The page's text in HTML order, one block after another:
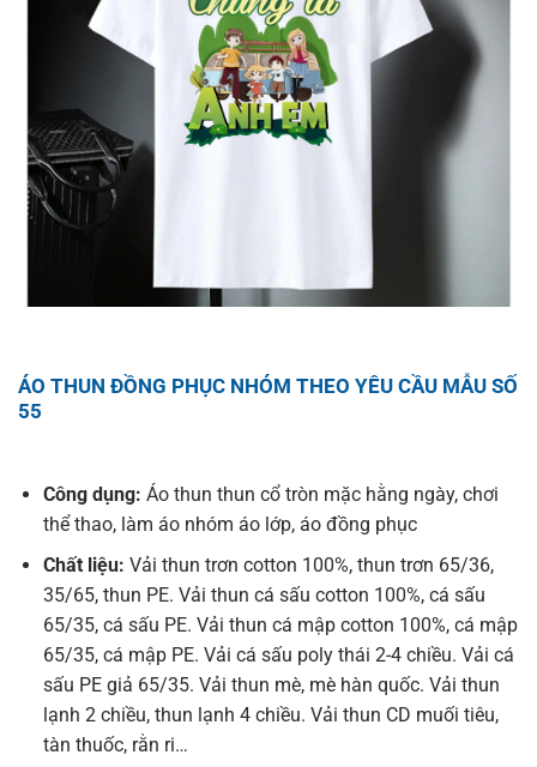
ÁO THUN ĐỒNG PHỤC NHÓM THEO YÊU CẦU MẪU SỐ
55
Công dụng: Áo thun thun cổ tròn mặc hằng ngày, chơi
thể thao, làm áo nhóm áo lớp, áo đồng phục
Chất liệu: Vải thun trơn cotton 100%, thun trơn 65/36,
35/65, thun PE. Vải thun cá sấu cotton 100%, cá sấu
65/35, cá sấu PE. Vải thun cá mập cotton 100%, cá mập
65/35, cá mập PE. Vải cá sấu poly thái 2-4 chiều. Vải cá
sấu PE giả 65/35. Vải thun mè, mè hàn quốc. Vải thun
lạnh 2 chiều, thun lạnh 4 chiều. Vải thun CD muối tiêu,
tàn thuốc, rằn ri…